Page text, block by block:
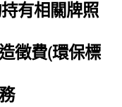
有相關牌照
徵費(環保標